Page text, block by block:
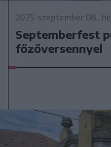
2025. szeptember 08.,
Septemberfest
főzőversennyel